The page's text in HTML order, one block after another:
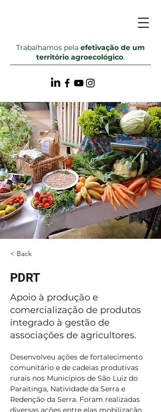
Trabalhamos pela efetivação de um
território agroecológico.
< Back
PDRT
Apoio à produção e
comercialização de produtos
integrado à gestão de
associações de agricultores.
Desenvolveu ações de fortalecimento
comunitário e de cadeias produtivas
rurais nos Municípios de São Luiz do
Paraitinga, Natividade da Serra e
Redenção da Serra. Foram realizadas
diversas ações entre elas mobilização